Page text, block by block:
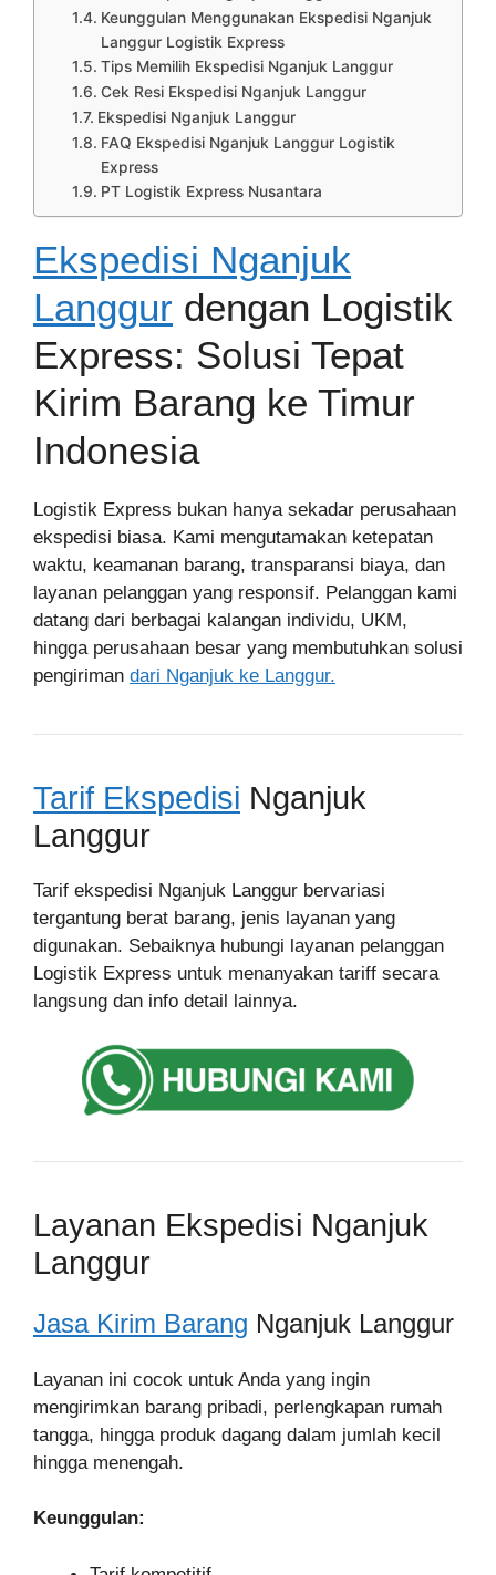
Keunggulan Menggunakan Ekspedisi Nganjuk
Langgur Logistik Express
Tips Memilih Ekspedisi Nganjuk Langgur
Cek Resi Ekspedisi Nganjuk Langgur
Ekspedisi Nganjuk Langgur
FAQ Ekspedisi Nganjuk Langgur Logistik
Express
PT Logistik Express Nusantara
Ekspedisi Nganjuk
Langgur dengan Logistik
Express: Solusi Tepat
Kirim Barang ke Timur
Indonesia
Logistik Express bukan hanya sekadar perusahaan
ekspedisi biasa. Kami mengutamakan ketepatan
waktu, keamanan barang, transparansi biaya, dan
layanan pelanggan yang responsif. Pelanggan kami
datang dari berbagai kalangan individu, UKM,
hingga perusahaan besar yang membutuhkan solusi
pengiriman dari Nganjuk ke Langgur.
Tarif Ekspedisi Nganjuk
Langgur
Tarif ekspedisi Nganjuk Langgur bervariasi
tergantung berat barang, jenis layanan yang
digunakan. Sebaiknya hubungi layanan pelanggan
Logistik Express untuk menanyakan tariff secara
langsung dan info detail lainnya.
Layanan Ekspedisi Nganjuk
Langgur
Jasa Kirim Barang Nganjuk Langgur
Layanan ini cocok untuk Anda yang ingin
mengirimkan barang pribadi, perlengkapan rumah
tangga, hingga produk dagang dalam jumlah kecil
hingga menengah.
Keunggulan: